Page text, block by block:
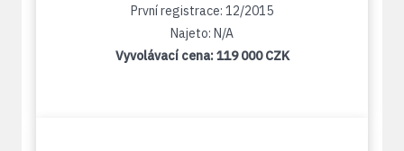
První registrace: 12/2015
Najeto: N/A
Vyvolávací cena:119 000 CZK